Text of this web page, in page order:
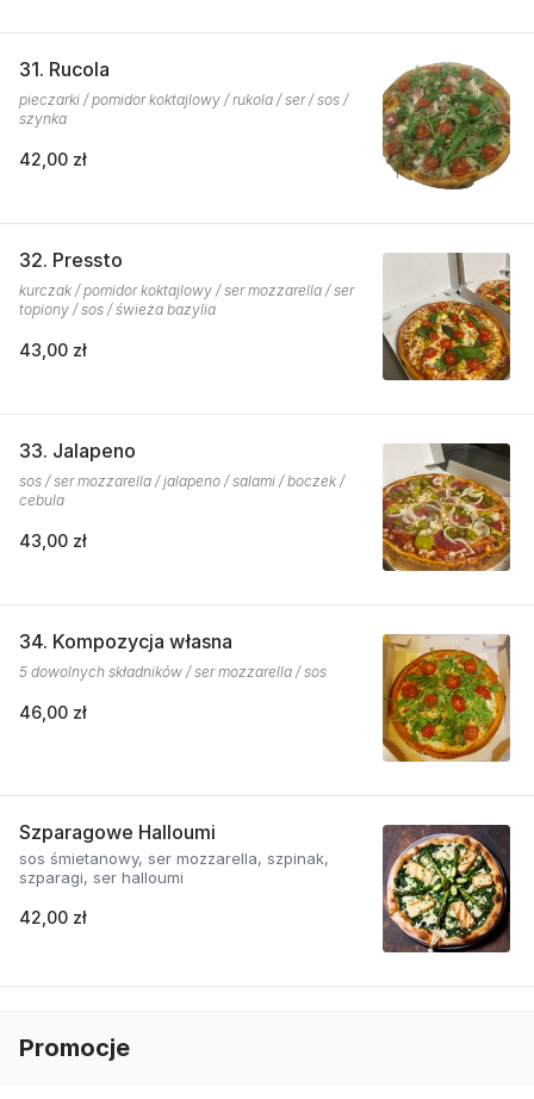
31. Rucola
pieczarki / pomidor koktajlowy / rukola / ser / sos /
szynka
42,00 zł
32. Pressto
kurczak / pomidor koktajlowy / ser mozzarella / ser
topiony / sos / świeża bazylia
43,00 zł
33. Jalapeno
sos / ser mozzarella / jalapeno / salami / boczek /
cebula
43,00 zł
34. Kompozycja własna
5 dowolnych składników / ser mozzarella / sos
46,00 zł
Szparagowe Halloumi
sos śmietanowy, ser mozzarella, szpinak,
szparagi, ser halloumi
42,00 zł
Promocje